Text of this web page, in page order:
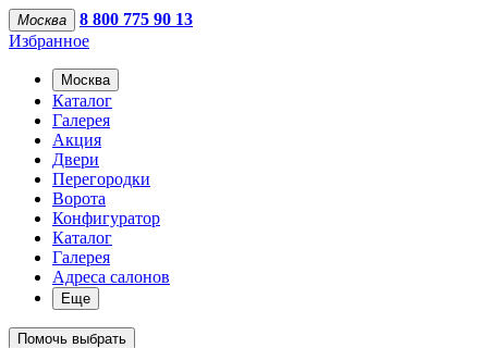
Москва
8 800 775 90 13
Избранное
Москва
Каталог
Галерея
Акция
Двери
Перегородки
Ворота
Конфигуратор
Каталог
Галерея
Адреса салонов
Еще
Помочь выбрать